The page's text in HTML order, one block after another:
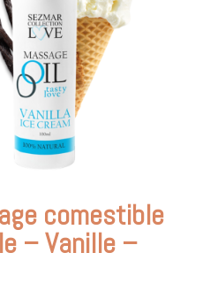
comestible
– Vanille –